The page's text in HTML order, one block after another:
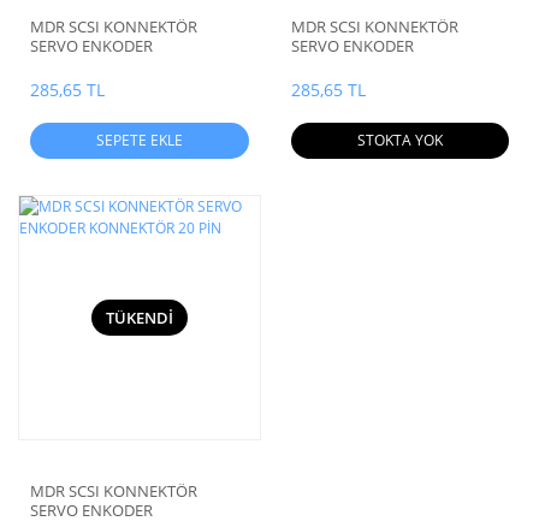
MDR SCSI KONNEKTÖR
SERVO ENKODER
285,65 TL
SEPETE EKLE
MDR SCSI KONNEKTÖR
SERVO ENKODER
285,65 TL
STOKTA YOK
TÜKENDİ
MDR SCSI KONNEKTÖR
SERVO ENKODER